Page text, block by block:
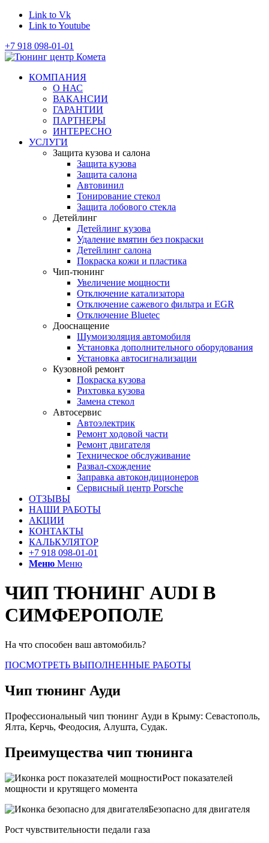
Link to Vk
Link to Youtube
+7 918 098-01-01
КОМПАНИЯ
О НАС
ВАКАНСИИ
ГАРАНТИИ
ПАРТНЕРЫ
ИНТЕРЕСНО
УСЛУГИ
Защита кузова и салона
Защита кузова
Защита салона
Автовинил
Тонирование стекол
Защита лобового стекла
Детейлинг
Детейлинг кузова
Удаление вмятин без покраски
Детейлинг салона
Покраска кожи и пластика
Чип-тюнинг
Увеличение мощности
Отключение катализатора
Отключение сажевого фильтра и EGR
Отключение Bluetec
Дооснащение
Шумоизоляция автомобиля
Установка дополнительного оборудования
Установка автосигнализации
Кузовной ремонт
Покраска кузова
Рихтовка кузова
Замена стекол
Автосервис
Автоэлектрик
Ремонт ходовой части
Ремонт двигателя
Техническое обслуживание
Развал-схождение
Заправка автокондиционеров
Сервисный центр Porsche
ОТЗЫВЫ
НАШИ РАБОТЫ
АКЦИИ
КОНТАКТЫ
КАЛЬКУЛЯТОР
+7 918 098-01-01
Меню Меню
ЧИП ТЮНИНГ AUDI В
СИМФЕРОПОЛЕ
На что способен ваш автомобиль?
ПОСМОТРЕТЬ ВЫПОЛНЕННЫЕ РАБОТЫ
Чип тюнинг Ауди
Профессиональный чип тюнинг Ауди в Крыму: Севастополь,
Ялта, Керчь, Феодосия, Алушта, Судак.
Преимущества чип тюнинга
Рост показателей
мощности и крутящего момента
Безопасно для двигателя
Рост чувствительности педали газа